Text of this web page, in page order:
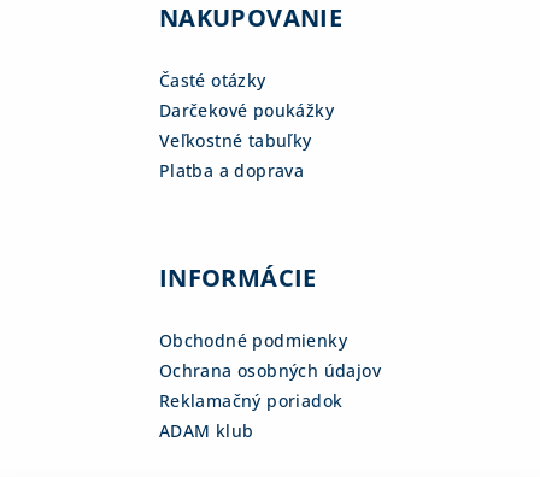
NAKUPOVANIE
Časté otázky
Darčekové poukážky
Veľkostné tabuľky
Platba a doprava
INFORMÁCIE
Obchodné podmienky
Ochrana osobných údajov
Reklamačný poriadok
ADAM klub